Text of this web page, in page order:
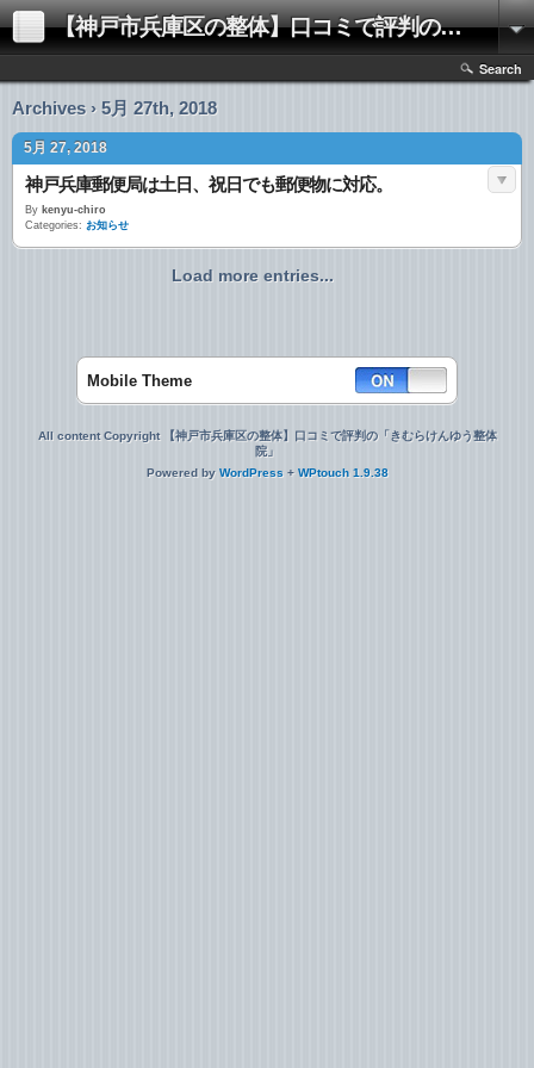
【神戸市兵庫区の整体】口コミで評判の「きむらけんゆう整体院」
Search
Archives › 5月 27th, 2018
5月 27, 2018
神戸兵庫郵便局は土日、祝日でも郵便物に対応。
By kenyu-chiro
Categories: お知らせ
Load more entries...
Mobile Theme
All content Copyright 【神戸市兵庫区の整体】口コミで評判の「きむらけんゆう整体
院」
Powered by WordPress + WPtouch 1.9.38